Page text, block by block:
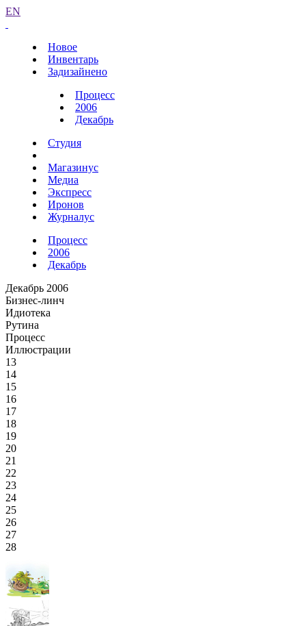
EN
Новое
Инвентарь
Задизайнено
Процесс
2006
Декабрь
Студия
Магазинус
Медиа
Экспресс
Иронов
Журналус
Процесс
2006
Декабрь
Декабрь 2006
Бизнес-линч
Идиотека
Рутина
Процесс
Иллюстрации
13
14
15
16
17
18
19
20
21
22
23
24
25
26
27
28